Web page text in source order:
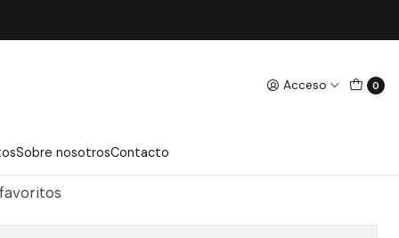
Acceso 0
Sobre nosotrosContacto